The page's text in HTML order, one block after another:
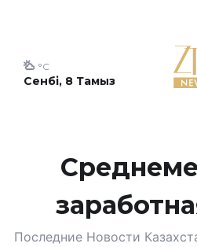
Сенбі, 8 Тамыз
°C
Последние Новости